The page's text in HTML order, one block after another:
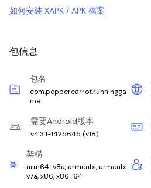
如何安裝 XAPK / APK 檔案
包信息
包名
com.peppercarrot.runningga
me
需要Android版本
v4.3.1-1425645 (v18)
架構
arm64-v8a, armeabi, armeabi-
v7a, x86, x86_64